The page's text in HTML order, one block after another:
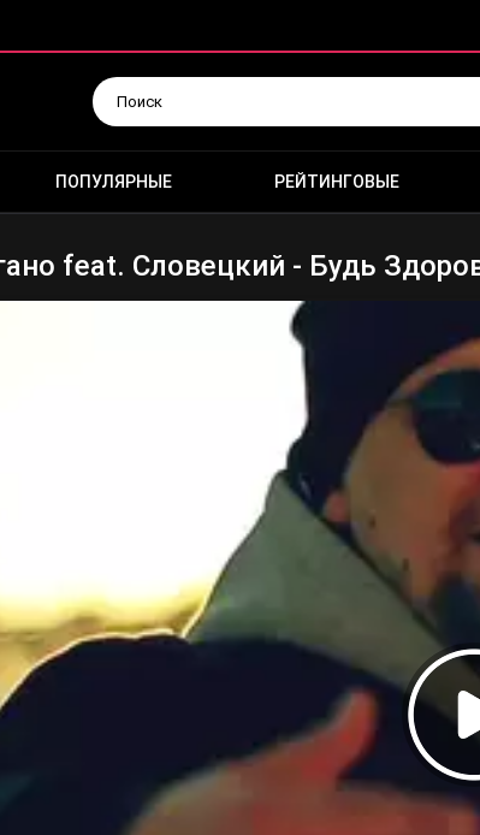
ПОПУЛЯРНЫЕ РЕЙТИНГОВЫЕ
feat. Словецкий - Будь